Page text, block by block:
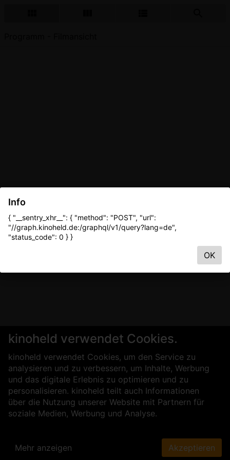
kinoheld verwendet Cookies.
kinoheld verwendet Cookies, um den Service zu
analysieren und zu verbessern, um Inhalte, Werbung
und das digitale Erlebnis zu optimieren und zu
personalisieren. kinoheld teilt auch Informationen
über die Nutzung unserer Website mit Partnern für
soziale Medien, Werbung und Analyse.
Mehr anzeigen Akzeptieren
Info
{ "__sentry_xhr__": { "method": "POST", "url":
"//graph.kinoheld.de:/graphql/v1/query?lang=de",
"status_code": 0 } }
OK